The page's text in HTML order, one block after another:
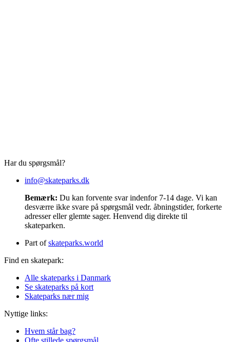
Har du spørgsmål?
info@skateparks.dk
Bemærk: Du kan forvente svar indenfor 7-14 dage. Vi kan
desværre ikke svare på spørgsmål vedr. åbningstider, forkerte
adresser eller glemte sager. Henvend dig direkte til
skateparken.
Part ofskateparks.world
Find en skatepark:
Alle skateparks i Danmark
Se skateparks på kort
Skateparks nær mig
Nyttige links:
Hvem står bag?